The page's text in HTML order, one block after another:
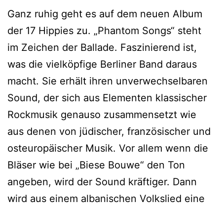
Ganz ruhig geht es auf dem neuen Album
der 17 Hippies zu. „Phantom Songs“ steht
im Zeichen der Ballade. Faszinierend ist,
was die vielköpfige Berliner Band daraus
macht. Sie erhält ihren unverwechselbaren
Sound, der sich aus Elementen klassischer
Rockmusik genauso zusammensetzt wie
aus denen von jüdischer, französischer und
osteuropäischer Musik. Vor allem wenn die
Bläser wie bei „Biese Bouwe“ den Ton
angeben, wird der Sound kräftiger. Dann
wird aus einem albanischen Volkslied eine